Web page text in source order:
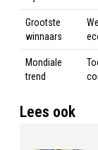
Grootste
winnaars
Mondiale
trend
Lees ook